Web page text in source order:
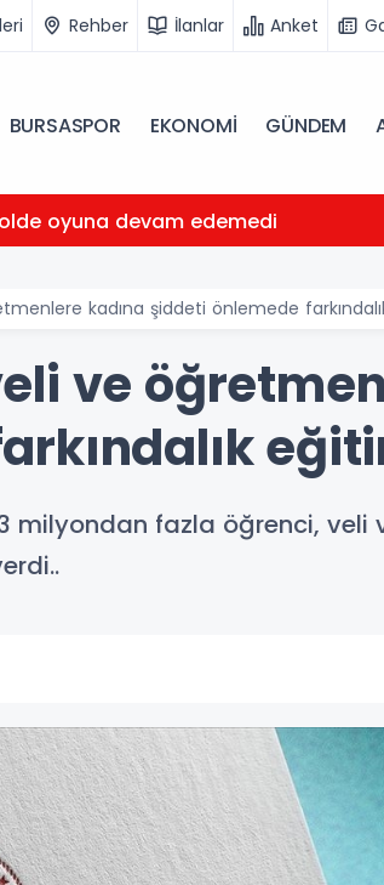
Rehber İlanlar Anket
BURSASPOR EKONOMİ GÜNDEM
oyuna devam edemedi
kadına şiddeti önlemede
ve
milyondan fazla öğrenci,